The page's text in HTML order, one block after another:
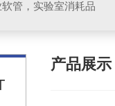
软管，实验室消耗品
产品展示